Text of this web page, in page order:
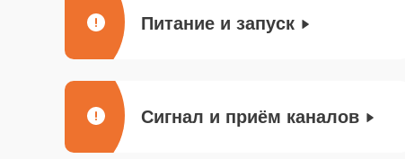
Питание и запуск
Сигнал и приём каналов